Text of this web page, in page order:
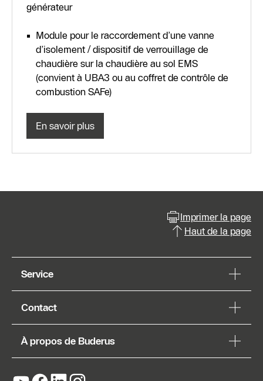
générateur
Module pour le raccordement d’une vanne
d’isolement / dispositif de verrouillage de
chaudière sur la chaudière au sol EMS
(convient à UBA3 ou au coffret de contrôle de
combustion SAFe)
En savoir plus
Imprimer la page
Haut de la page
Service
Contact
À propos de Buderus